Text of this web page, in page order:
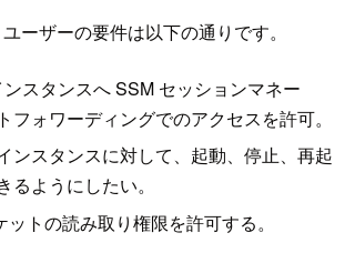
ーザーの要件は以下の通りです。
スタンスへ SSM セッションマネー
フォワーディングでのアクセスを許可。
ンスタンスに対して、起動、停止、再起
るようにしたい。
トの読み取り権限を許可する。